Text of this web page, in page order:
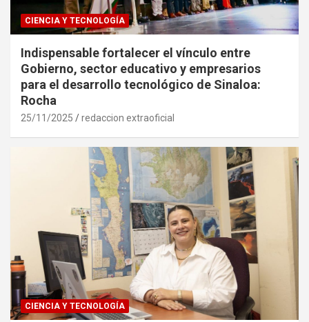
CIENCIA Y TECNOLOGÍA
Indispensable fortalecer el vínculo entre
Gobierno, sector educativo y empresarios
para el desarrollo tecnológico de Sinaloa:
Rocha
25/11/2025 redaccion extraoficial
CIENCIA Y TECNOLOGÍA